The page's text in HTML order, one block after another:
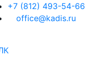
+7 (812) 493-54-66
office@kadis.ru